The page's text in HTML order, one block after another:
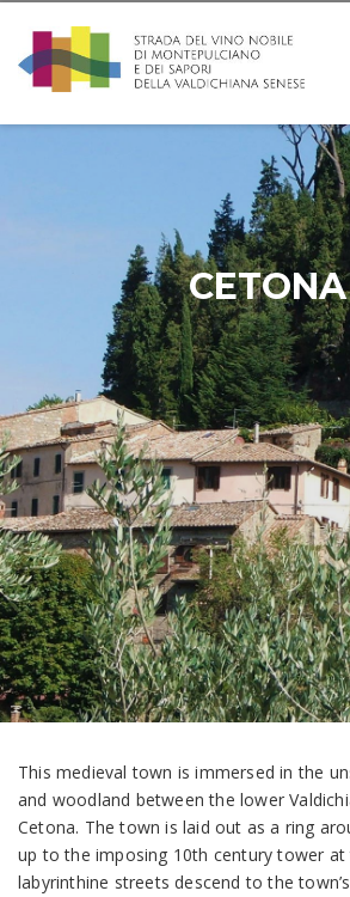
CETONA
This medieval town is immersed in the
and woodland between the lower
Cetona. The town is laid out as a ring
up to the imposing 10th century tower
labyrinthine streets descend to the